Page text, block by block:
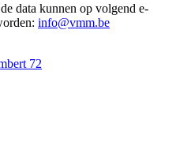
data kunnen op volgend e-
info@vmm.be
72